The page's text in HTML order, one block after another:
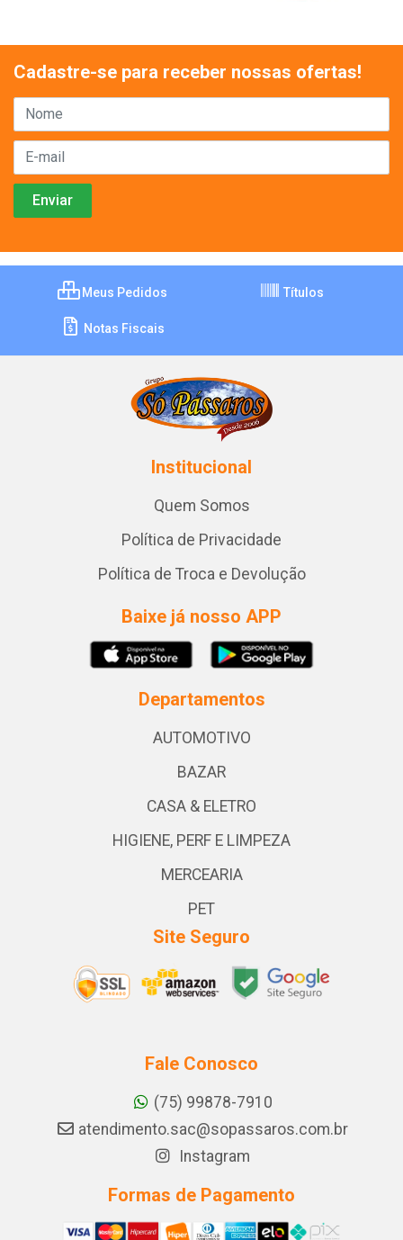
Cadastre-se para receber nossas ofertas!
Meus Pedidos Títulos
Notas Fiscais
Institucional
Quem Somos
Política de Privacidade
Política de Troca e Devolução
Baixe já nosso APP
Departamentos
AUTOMOTIVO
BAZAR
CASA & ELETRO
HIGIENE, PERF E LIMPEZA
MERCEARIA
PET
Site Seguro
Fale Conosco
(75) 99878-7910
atendimento.sac@sopassaros.com.br
Instagram
Formas de Pagamento